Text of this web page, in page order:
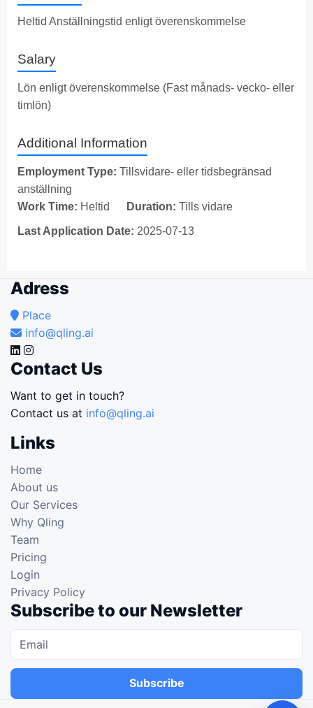
Heltid Anställningstid enligt överenskommelse
Salary
Lön enligt överenskommelse (Fast månads- vecko- eller
timlön)
Additional Information
Employment Type: Tillsvidare- eller tidsbegränsad
anställning
Work Time: Heltid Duration: Tills vidare
Last Application Date: 2025-07-13
Adress
Place
info@qling.ai
Contact Us
Want to get in touch?
Contact us at info@qling.ai
Links
Home
About us
Our Services
Why Qling
Team
Pricing
Login
Privacy Policy
Subscribe to our Newsletter
Subscribe